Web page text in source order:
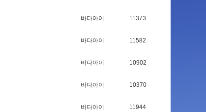
바다아이 11373
바다아이 11582
바다아이 10902
바다아이 10370
바다아이 11944